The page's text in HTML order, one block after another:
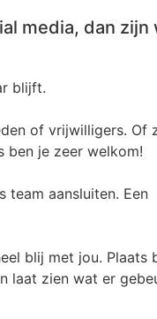
media, dan zijn
blijft.
of vrijwilligers. Of
ben je zeer welkom!
team aansluiten. Een
blij met jou. Plaats
laat zien wat er